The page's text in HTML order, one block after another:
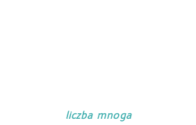
liczba mnoga